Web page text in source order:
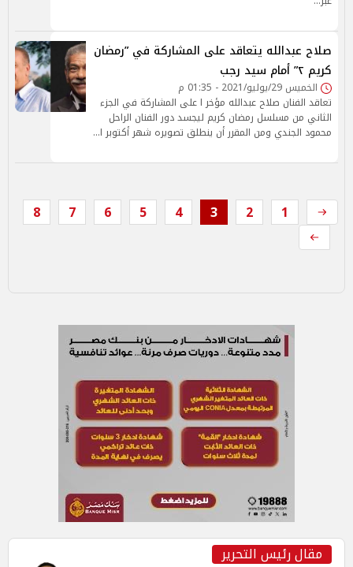
صلاح عبدالله يتعاقد على المشاركة في ”رمضان
كريم ٢” أمام سيد رجب
الخميس 29/يوليو/2021 - 01:35 م
تعاقد الفنان صلاح عبدالله مؤخر ا على المشاركة في الجزء
الثاني من مسلسل رمضان كريم ليجسد دور الفنان الراحل
محمود الجندي ومن المقرر أن ينطلق تصويره شهر أكتوبر ا…
1
2
3
4
5
6
7
8
مقال رئيس التحرير